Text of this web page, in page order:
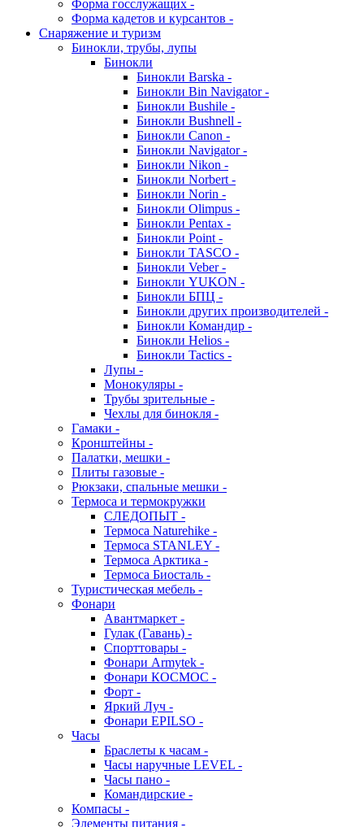
Форма госслужащих -
Форма кадетов и курсантов -
Снаряжение и туризм
Бинокли, трубы, лупы
Бинокли
Бинокли Barska -
Бинокли Bin Navigator -
Бинокли Bushile -
Бинокли Bushnell -
Бинокли Canon -
Бинокли Navigator -
Бинокли Nikon -
Бинокли Norbert -
Бинокли Norin -
Бинокли Olimpus -
Бинокли Pentax -
Бинокли Point -
Бинокли TASCO -
Бинокли Veber -
Бинокли YUKON -
Бинокли БПЦ -
Бинокли других производителей -
Бинокли Командир -
Бинокли Helios -
Бинокли Tactics -
Лупы -
Монокуляры -
Трубы зрительные -
Чехлы для бинокля -
Гамаки -
Кронштейны -
Палатки, мешки -
Плиты газовые -
Рюкзаки, спальные мешки -
Термоса и термокружки
СЛЕДОПЫТ -
Термоса Naturehike -
Термоса STANLEY -
Термоса Арктика -
Термоса Биосталь -
Туристическая мебель -
Фонари
Авантмаркет -
Гулак (Гавань) -
Спорттовары -
Фонари Armytek -
Фонари КОСМОС -
Форт -
Яркий Луч -
Фонари EPILSO -
Часы
Браслеты к часам -
Часы наручные LEVEL -
Часы пано -
Командирские -
Компасы -
Элементы питания -